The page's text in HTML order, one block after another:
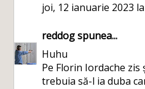
joi, 12 ianuarie 2023 la
reddogspunea...
Huhu
Pe Florin Iordache
trebuia să-l ia duba